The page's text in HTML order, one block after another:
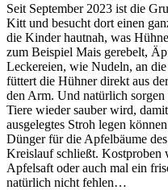
Seit September 2023 ist die
Kitt und besucht dort einen
die Kinder hautnah, was
zum Beispiel Mais gerebelt,
Leckereien, wie Nudeln, an
füttert die Hühner direkt aus
den Arm. Und natürlich
Tiere wieder sauber wird,
ausgelegtes Stroh legen
Dünger für die Apfelbäume
Kreislauf schließt. Kostproben
Apfelsaft oder auch mal ein
natürlich nicht fehlen…